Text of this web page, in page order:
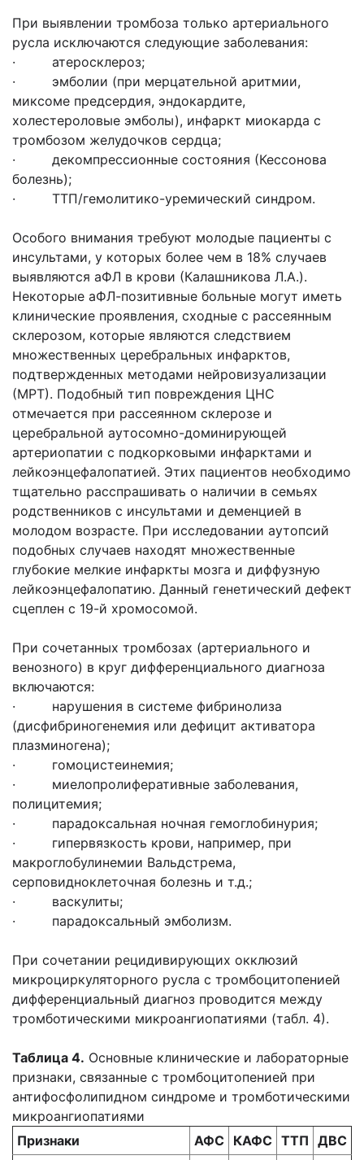
При выявлении тромбоза только артериального
русла исключаются следующие заболевания:
· атеросклероз;
· эмболии (при мерцательной аритмии,
миксоме предсердия, эндокардите,
холестероловые эмболы), инфаркт миокарда с
тромбозом желудочков сердца;
· декомпрессионные состояния (Кессонова
болезнь);
· ТТП/гемолитико-уремический синдром.
Особого внимания требуют молодые пациенты с
инсультами, у которых более чем в 18% случаев
выявляются аФЛ в крови (Калашникова Л.А.).
Некоторые аФЛ-позитивные больные могут иметь
клинические проявления, сходные с рассеянным
склерозом, которые являются следствием
множественных церебральных инфарктов,
подтвержденных методами нейровизуализации
(МРТ). Подобный тип повреждения ЦНС
отмечается при рассеянном склерозе и
церебральной аутосомно-доминирующей
артериопатии с подкорковыми инфарктами и
лейкоэнцефалопатией. Этих пациентов необходимо
тщательно расспрашивать о наличии в семьях
родственников с инсультами и деменцией в
молодом возрасте. При исследовании аутопсий
подобных случаев находят множественные
глубокие мелкие инфаркты мозга и диффузную
лейкоэнцефалопатию. Данный генетический дефект
сцеплен с 19-й хромосомой.
При сочетанных тромбозах (артериального и
венозного) в круг дифференциального диагноза
включаются:
· нарушения в системе фибринолиза
(дисфибриногенемия или дефицит активатора
плазминогена);
· гомоцистеинемия;
· миелопролиферативные заболевания,
полицитемия;
· парадоксальная ночная гемоглобинурия;
· гипервязкость крови, например, при
макроглобулинемии Вальдстрема,
серповидноклеточная болезнь и т.д.;
· васкулиты;
· парадоксальный эмболизм.
При сочетании рецидивирующих окклюзий
микроциркуляторного русла с тромбоцитопенией
дифференциальный диагноз проводится между
тромботическими микроангиопатиями (табл. 4).
Таблица 4. Основные клинические и лабораторные
признаки, связанные с тромбоцитопенией при
антифосфолипидном синдроме и тромботическими
микроангиопатиями
Признаки
АФС КАФС ТТП ДВС